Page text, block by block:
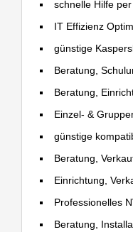
schnelle Hilfe
IT Effizienz
günstige
Beratung,
Beratung,
Einzel- &
günstige
Beratung,
Einrichtung,
Professionelles
Beratung,